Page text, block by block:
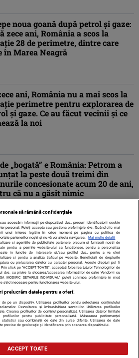
noua goană după petrol și gaze:
zece ani, România a scos la
28 de perimetre, dintre care
în Marea Neagră
ani, România nu a mai scos la
perimetre pentru explorarea de
şi gaze. Ce au făcut vecinii şi ce
la noi
„bogată” e România: Petrom a
la peste două treimi din
concesionate acum 20 de ani,
că nu a găsit nimic
noi Termeni și condiții
a 250 de semne. Nici o instituţie sau persoană
firme de monitorizare) nu poate reproduce
purtătoare de Drepturi de Autor.
să rămână confidențiale
accesăm informații pe dispozitivul dvs., precum identificatorii cookie
personal. Puteți accepta sau gestiona preferințele dvs. făcând clic mai
unui interes legitim în orice moment pe pagina cu politica de
partenerilor noștri și nu vă vor afecta navigarea.
Mai multe detalii
si agentiile de publicitate partenere, precum si furnizorii nostri de
pentru a permite website-ului sa functioneze, pentru a personaliza
in functie de interesele si/sau profilul dvs., pentru a va oferi
si pentru a analiza traficul pe website. Beneficiati de drepturile
cu prelucrarea datelor cu caracter personal. Aceste drepturi pot fi
. Prin click pe “ACCEPT TOATE”, acceptati folosirea tuturor Tehnologiilor de
dvs. cu privire la stocarea/accesarea informatiilor de catre Vendor-ii cu
MODIFIC SETARILE INDIVIDUAL” puteti schimba preferintele in mod
strict necesare pentru functionarea website-ului.
prelucrăm datele pentru a oferi:
pe un dispozitiv. Utilizarea profilurilor pentru selectarea conținutului
Dezvoltarea și îmbunătățirea serviciilor. Utilizarea profilurilor
Crearea profilurilor de conținut personalizat. Utilizarea datelor limitate
pentru publicitate personalizată. Măsurarea performanței
statistici sau combinații de date din surse diferite. Utilizarea de date
precise de geolocație și identificarea prin scanarea dispozitivului.
ACCEPT TOATE